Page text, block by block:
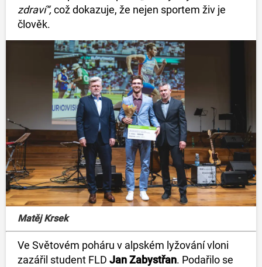
zdraví“,což dokazuje, že nejen sportem živ je
člověk.
Matěj Krsek
Ve Světovém poháru v alpském lyžování vloni
zazářil student FLD JanZabystřan. Podařilo se